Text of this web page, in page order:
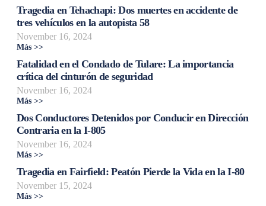
Tragedia en Tehachapi: Dos muertes en accidente de
tres vehículos en la autopista 58
November 16, 2024
Más >>
Fatalidad en el Condado de Tulare: La importancia
crítica del cinturón de seguridad
November 16, 2024
Más >>
Dos Conductores Detenidos por Conducir en Dirección
Contraria en la I-805
November 16, 2024
Más >>
Tragedia en Fairfield: Peatón Pierde la Vida en la I-80
November 15, 2024
Más >>